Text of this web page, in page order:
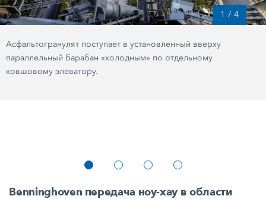
1 / 4
Асфальтогранулят поступает в установленный вверху
параллельный барабан «холодным» по отдельному
ковшовому элеватору.
Benninghoven передача ноу-хау в области